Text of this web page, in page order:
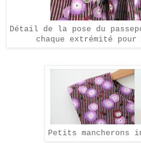
Détail de la pose du
chaque extrémité pour
Petits mancherons